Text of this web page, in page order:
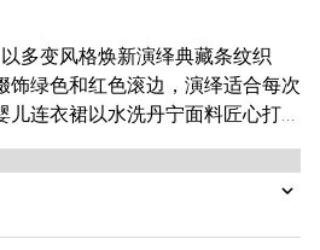
多变风格焕新演绎典藏条纹织
饰绿色和红色滚边，演绎适合每次
儿连衣裙以水洗丹宁面料匠心打
马衔扣细节，更添魅力。